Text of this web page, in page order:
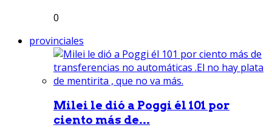
0
provinciales
Milei le dió a Poggi él 101 por
ciento más de...